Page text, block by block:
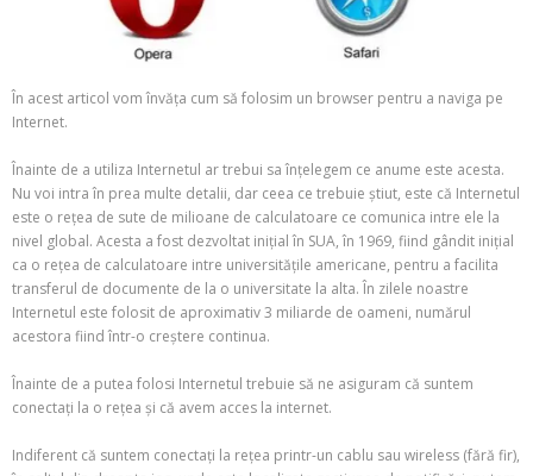
În acest articol vom învăța cum să folosim un browser pentru a naviga pe
Internet.
Înainte de a utiliza Internetul ar trebui sa înțelegem ce anume este acesta.
Nu voi intra în prea multe detalii, dar ceea ce trebuie știut, este că Internetul
este o rețea de sute de milioane de calculatoare ce comunica intre ele la
nivel global. Acesta a fost dezvoltat inițial în SUA, în 1969, fiind gândit inițial
ca o rețea de calculatoare intre universitățile americane, pentru a facilita
transferul de documente de la o universitate la alta. În zilele noastre
Internetul este folosit de aproximativ 3 miliarde de oameni, numărul
acestora fiind într-o creștere continua.
Înainte de a putea folosi Internetul trebuie să ne asiguram că suntem
conectați la o rețea și că avem acces la internet.
Indiferent că suntem conectați la rețea printr-un cablu sau wireless (fără fir),